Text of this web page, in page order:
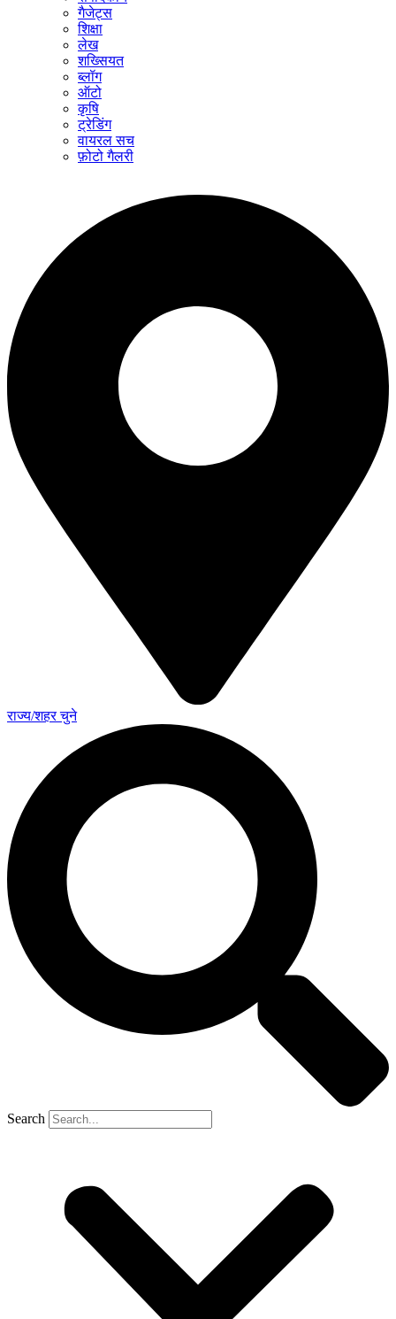
गैजेट्स
शिक्षा
लेख
शख्सियत
ब्लॉग
ऑटो
कृषि
ट्रेडिंग
वायरल सच
फ़ोटो गैलरी
राज्य/शहर चुने
Search